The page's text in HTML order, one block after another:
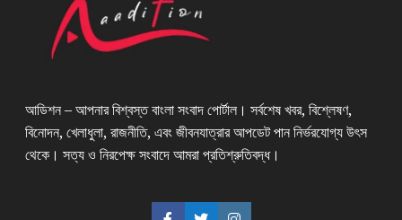
আডিশন – আপনার বিশ্বস্ত বাংলা সংবাদ পোর্টাল। সর্বশেষ খবর, বিশ্লেষণ,
বিনোদন, খেলাধুলা, রাজনীতি, এবং জীবনযাত্রার আপডেট পান নির্ভরযোগ্য উৎস
থেকে। সত্য ও নিরপেক্ষ সংবাদে আমরা প্রতিশ্রুতিবদ্ধ।